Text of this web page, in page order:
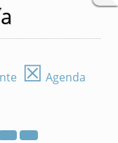
☒ Agenda